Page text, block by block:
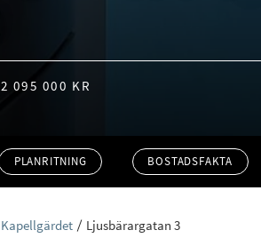
2 095 000 KR
PLANRITNING BOSTADSFAKTA
Kapellgärdet Ljusbärargatan 3